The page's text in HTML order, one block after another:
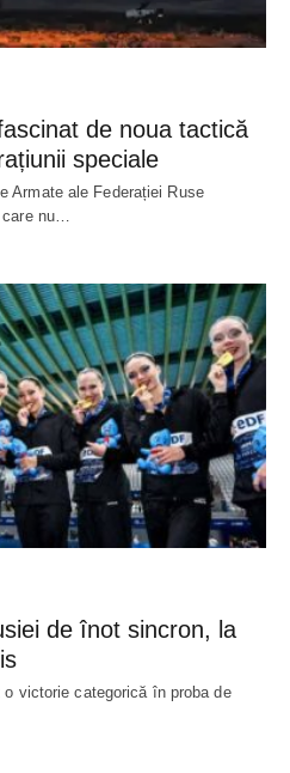
de noua tactică
speciale
Armate ale Federației Ruse
nu…
de înot sincron, la
victorie categorică în proba de